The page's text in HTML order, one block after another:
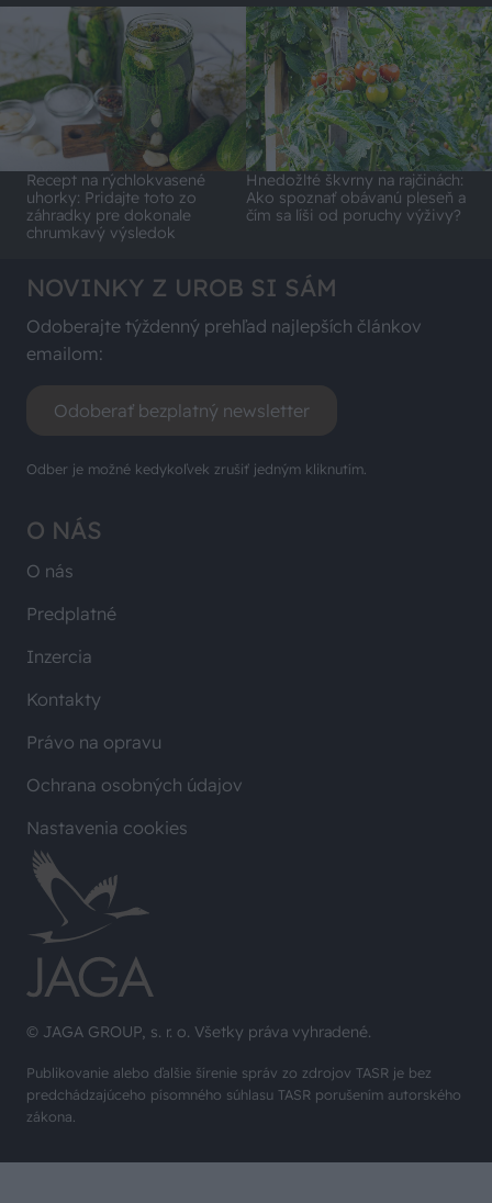
Recept na rýchlokvasené
uhorky: Pridajte toto zo
záhradky pre dokonale
chrumkavý výsledok
Hnedožlté škvrny na rajčinách:
Ako spoznať obávanú pleseň a
čím sa líši od poruchy výživy?
© JAGA GROUP, s. r. o. Všetky práva vyhradené.
Publikovanie alebo ďalšie šírenie správ zo zdrojov TASR je bez
predchádzajúceho písomného súhlasu TASR porušením autorského
zákona.
O NÁS
O nás
Predplatné
Inzercia
Kontakty
Právo na opravu
Ochrana osobných údajov
Nastavenia cookies
NOVINKY Z UROB SI SÁM
Odoberajte týždenný prehľad najlepších článkov
emailom:
Odoberať bezplatný newsletter
Odber je možné kedykoľvek zrušiť jedným kliknutím.